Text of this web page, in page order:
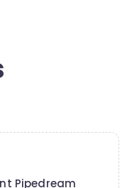
Pipedream